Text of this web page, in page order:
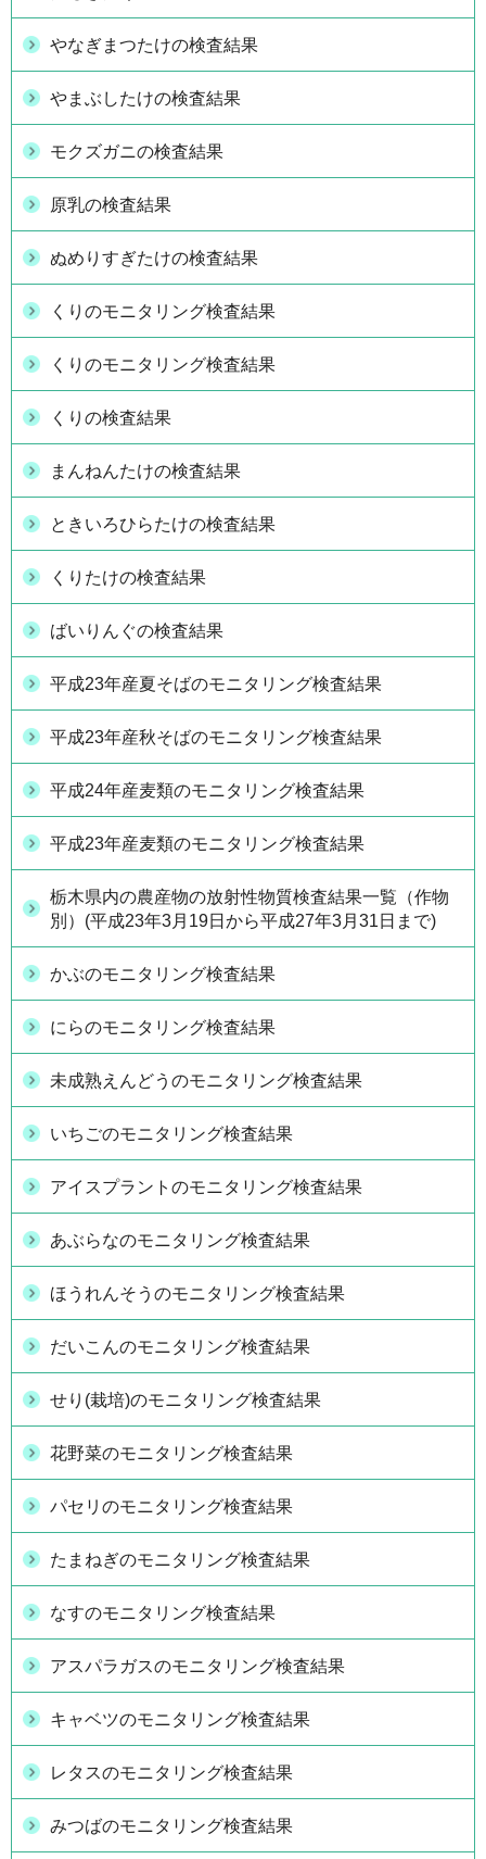
やなぎまつたけの検査結果
やまぶしたけの検査結果
モクズガニの検査結果
原乳の検査結果
ぬめりすぎたけの検査結果
くりのモニタリング検査結果
くりのモニタリング検査結果
くりの検査結果
まんねんたけの検査結果
ときいろひらたけの検査結果
くりたけの検査結果
ばいりんぐの検査結果
平成23年産夏そばのモニタリング検査結果
平成23年産秋そばのモニタリング検査結果
平成24年産麦類のモニタリング検査結果
平成23年産麦類のモニタリング検査結果
栃木県内の農産物の放射性物質検査結果一覧（作物
別）(平成23年3月19日から平成27年3月31日まで)
かぶのモニタリング検査結果
にらのモニタリング検査結果
未成熟えんどうのモニタリング検査結果
いちごのモニタリング検査結果
アイスプラントのモニタリング検査結果
あぶらなのモニタリング検査結果
ほうれんそうのモニタリング検査結果
だいこんのモニタリング検査結果
せり(栽培)のモニタリング検査結果
花野菜のモニタリング検査結果
パセリのモニタリング検査結果
たまねぎのモニタリング検査結果
なすのモニタリング検査結果
アスパラガスのモニタリング検査結果
キャベツのモニタリング検査結果
レタスのモニタリング検査結果
みつばのモニタリング検査結果